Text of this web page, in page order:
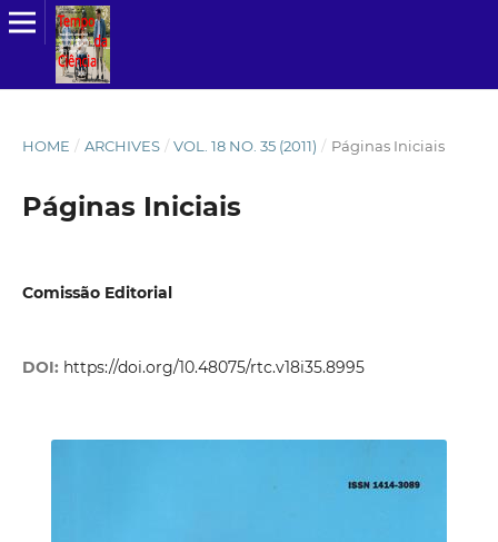
HOME / ARCHIVES / VOL. 18 NO. 35 (2011) / Páginas Iniciais
Páginas Iniciais
Comissão Editorial
DOI: https://doi.org/10.48075/rtc.v18i35.8995